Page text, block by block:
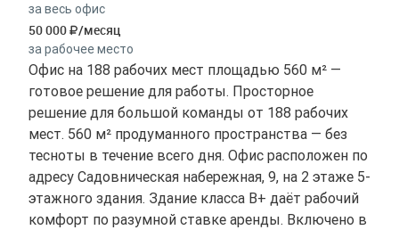
за весь офис
50 000 /месяц
за рабочее место
Офис на 188 рабочих мест площадью 560 м² —
готовое решение для работы. Просторное
решение для большой команды от 188 рабочих
мест. 560 м² продуманного пространства — без
тесноты в течение всего дня. Офис расположен по
адресу Садовническая набережная, 9, на 2 этаже 5-
этажного здания. Здание класса B+ даёт рабочий
комфорт по разумной ставке аренды. Включено в